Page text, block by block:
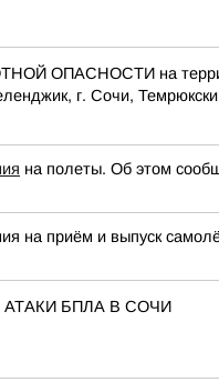
ОПАСНОСТИ на
г. Сочи,
на полеты. Об этом
на приём и выпуск
БПЛА В СОЧИ